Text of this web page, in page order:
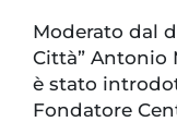
Moderato dal
Città” Antonio
è stato
Fondatore